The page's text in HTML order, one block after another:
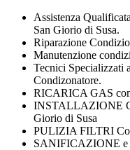
Assistenza
San Giorio di Susa.
Riparazione
Manutenzione
Tecnici Specializzati
Condizonatore.
RICARICA GAS
INSTALLAZIONE
Giorio di Susa
PULIZIA FILTRI
SANIFICAZIONE e